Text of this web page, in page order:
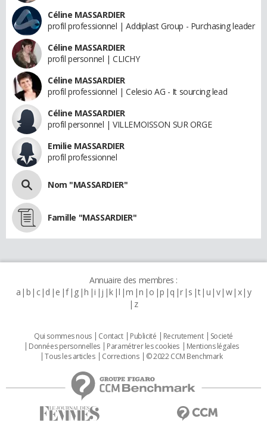
Céline MASSARDIER
profil professionnel | Addiplast Group - Purchasing leader
Céline MASSARDIER
profil personnel | CLICHY
Céline MASSARDIER
profil professionnel | Celesio AG - It sourcing lead
Céline MASSARDIER
profil personnel | VILLEMOISSON SUR ORGE
Emilie MASSARDIER
profil professionnel
Nom "MASSARDIER"
Famille "MASSARDIER"
Annuaire des membres :
a b c d e f g h i j k l m n o p q r s t u v w x y
z
Qui sommes nous Contact Publicité Recrutement
Societé
Données personnelles
Paramétrer les cookies
Mentions légales
Tous les articles
Corrections © 2022 CCM Benchmark